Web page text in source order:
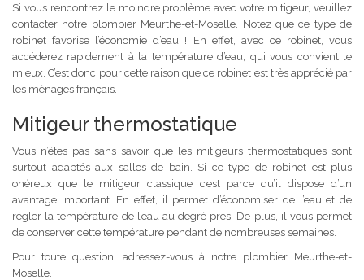
Si vous rencontrez le moindre problème avec votre mitigeur, veuillez
contacter notre plombier Meurthe-et-Moselle. Notez que ce type de
robinet favorise l’économie d’eau ! En effet, avec ce robinet, vous
accéderez rapidement à la température d’eau, qui vous convient le
mieux. C’est donc pour cette raison que ce robinet est très apprécié par
les ménages français.
Mitigeur thermostatique
Vous n’êtes pas sans savoir que les mitigeurs thermostatiques sont
surtout adaptés aux salles de bain. Si ce type de robinet est plus
onéreux que le mitigeur classique c’est parce qu’il dispose d’un
avantage important. En effet, il permet d’économiser de l’eau et de
régler la température de l’eau au degré près. De plus, il vous permet
de conserver cette température pendant de nombreuses semaines.
Pour toute question, adressez-vous à notre plombier Meurthe-et-
Moselle.